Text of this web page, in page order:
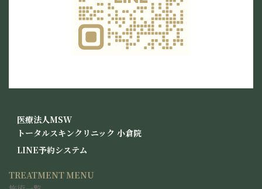
医療法人MSW
トータルスキンクリニック 小倉院
ン
LINE予約システム
プ
TREATMENT MENU